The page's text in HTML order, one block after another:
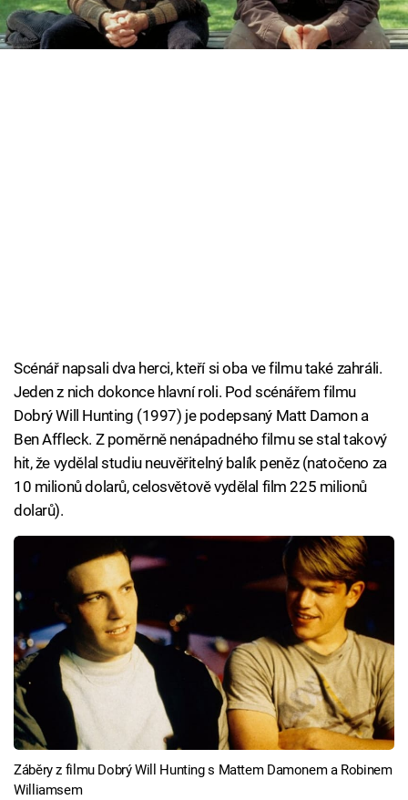
Cool Esport
neví, co se životem. Dobrý Will Hunting v neděli
ve 20.00 na Prima MAX!
Scénář napsali dva herci, kteří si oba ve filmu také zahráli.
Jeden z nich dokonce hlavní roli. Pod scénářem filmu
Dobrý Will Hunting (1997) je podepsaný Matt Damon a
Ben Affleck. Z poměrně nenápadného filmu se stal takový
hit, že vydělal studiu neuvěřitelný balík peněz (natočeno za
10 milionů dolarů, celosvětově vydělal film 225 milionů
dolarů).
Záběry z filmu Dobrý Will Hunting s Mattem Damonem a Robinem
Williamsem